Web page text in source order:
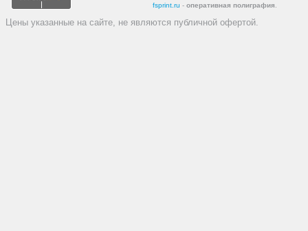
fsprint.ru - оперативная полиграфия
Цены указанные на сайте, не являются публичной офертой.